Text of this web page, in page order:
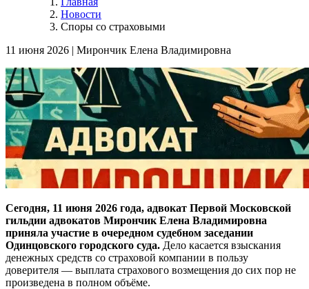
Новости
Споры со страховыми
11 июня 2026 | Мирончик Елена Владимировна
Сегодня, 11 июня 2026 года, адвокат Первой Московской
гильдии адвокатов Мирончик Елена Владимировна
приняла участие в очередном судебном заседании
Одинцовского городского суда. Дело касается взыскания
денежных средств со страховой компании в пользу
доверителя — выплата страхового возмещения до сих пор не
произведена в полном объёме.